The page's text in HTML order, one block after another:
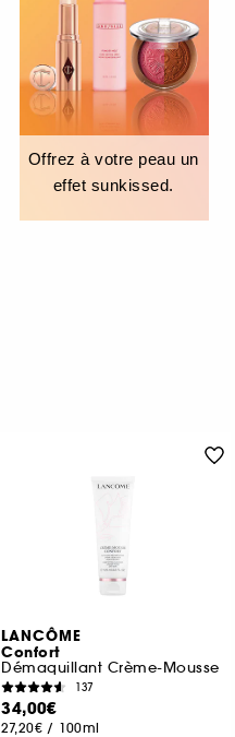
Offrez à votre peau un
effet sunkissed.
LANCÔME
Confort
Démaquillant Crème-Mousse
137
34,00€
27,20€ / 100ml